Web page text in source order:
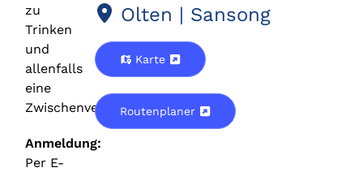
zu
Trinken
und
allenfalls
eine
Zwischenverpflegung.
Anmeldung:
Per E-
Olten | Sansong
Karte
Routenplaner